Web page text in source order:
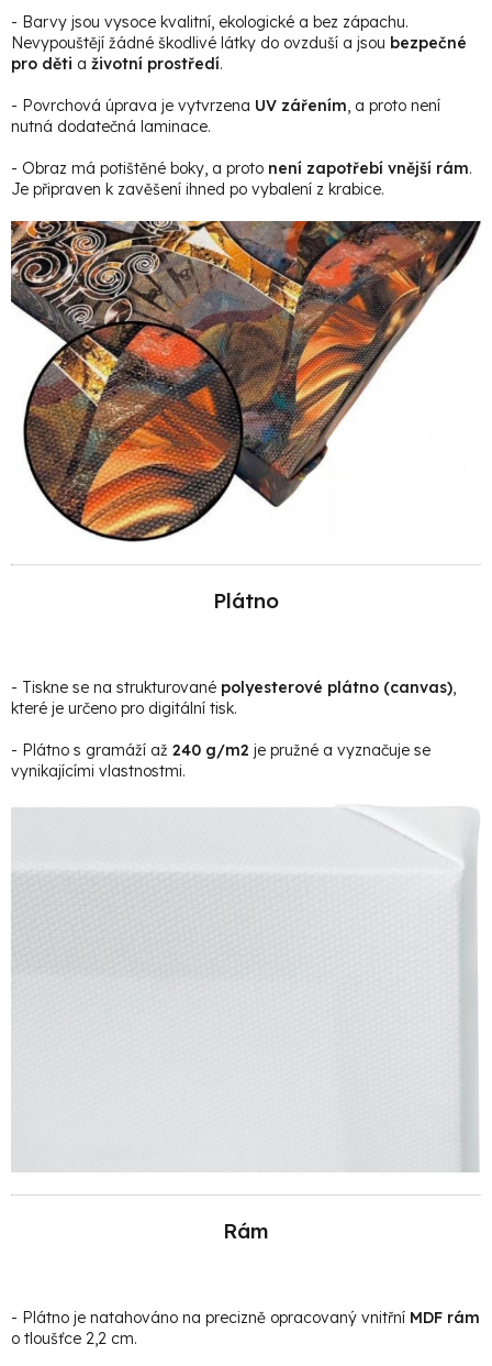
- Barvy jsou vysoce kvalitní, ekologické a bez zápachu.
Nevypouštějí žádné škodlivé látky do ovzduší a jsou bezpečné
pro děti a životní prostředí.
- Povrchová úprava je vytvrzena UV zářením, a proto není
nutná dodatečná laminace.
- Obraz má potištěné boky, a proto není zapotřebí vnější rám.
Je připraven k zavěšení ihned po vybalení z krabice.
Plátno
- Tiskne se na strukturované polyesterové plátno (canvas),
které je určeno pro digitální tisk.
- Plátno s gramáží až 240 g/m2 je pružné a vyznačuje se
vynikajícími vlastnostmi.
Rám
- Plátno je natahováno na precizně opracovaný vnitřní MDF rám
o tloušťce 2,2 cm.